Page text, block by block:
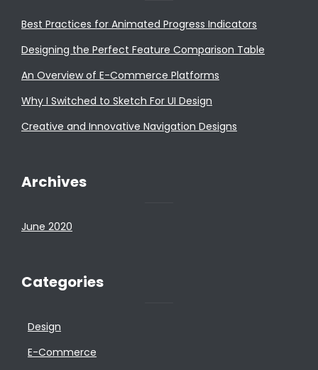
Best Practices for Animated Progress Indicators
Designing the Perfect Feature Comparison Table
An Overview of E-Commerce Platforms
Why I Switched to Sketch For UI Design
Creative and Innovative Navigation Designs
Archives
June 2020
Categories
Design
E-Commerce